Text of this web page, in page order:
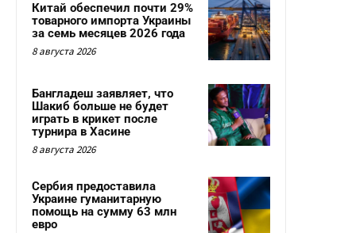
Китай обеспечил почти 29%
товарного импорта Украины
за семь месяцев 2026 года
8 августа 2026
Бангладеш заявляет, что
Шакиб больше не будет
играть в крикет после
турнира в Хасине
8 августа 2026
Сербия предоставила
Украине гуманитарную
помощь на сумму 63 млн
евро